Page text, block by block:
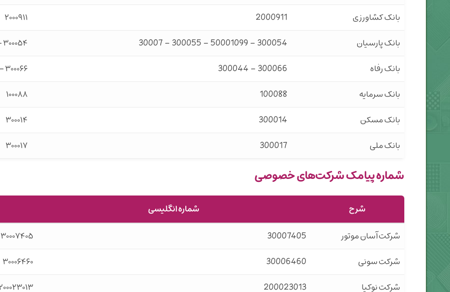
بانک کشاورزی
2000911
۲۰۰۰۹۱۱
بانک پارسیان
300054 – 50001099 – 300055 – 30007
۳۰۰۰۵۴ – ۵۰۰۰۱۰۹۹ – ۳۰۰۰۵۵ – ۳۰۰۰۷
بانک رفاه
300066 – 300044
۳۰۰۰۶۶ – ۳۰۰۰۴۴
بانک سرمایه
100088
۱۰۰۰۸۸
بانک مسکن
300014
۳۰۰۰۱۴
بانک ملی
300017 ۳۰۰۰۱۷
شماره پیامک شرکت‌های خصوصی
شرح
شماره انگلیسی
شرکت آسان موتور
30007405
۳۰۰۰۷۴۰۵
شرکت سونی
30006460
۳۰۰۰۶۴۶۰
شرکت نوکیا
200023013